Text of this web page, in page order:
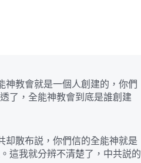
教會就是一個人創建的，你們
了，全能神教會到底是誰創建
散布説，你們信的全能神就是
這我就分辨不清楚了，中共説的